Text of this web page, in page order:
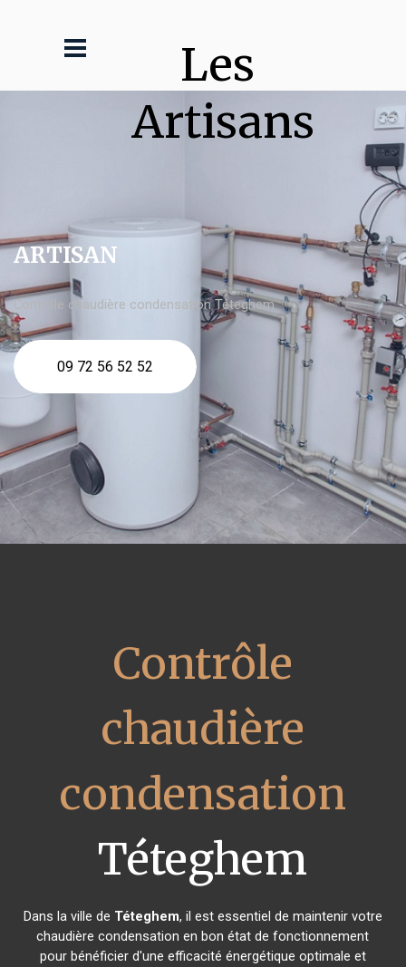
Les
Artisans
ARTISAN
Contrôle chaudière condensation Téteghem
09 72 56 52 52
Contrôle
chaudière
condensation
Téteghem
Dans la ville de Téteghem, il est essentiel de maintenir votre
chaudière condensation en bon état de fonctionnement
pour bénéficier d'une efficacité énergétique optimale et